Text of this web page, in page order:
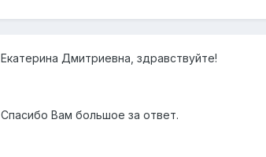
Екатерина Дмитриевна, здравствуйте!
Спасибо Вам большое за ответ.